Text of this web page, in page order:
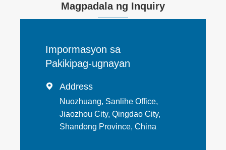
Magpadala ng Inquiry
Impormasyon sa
Pakikipag-ugnayan
 Address
Nuozhuang, Sanlihe Office,
Jiaozhou City, Qingdao City,
Shandong Province, China